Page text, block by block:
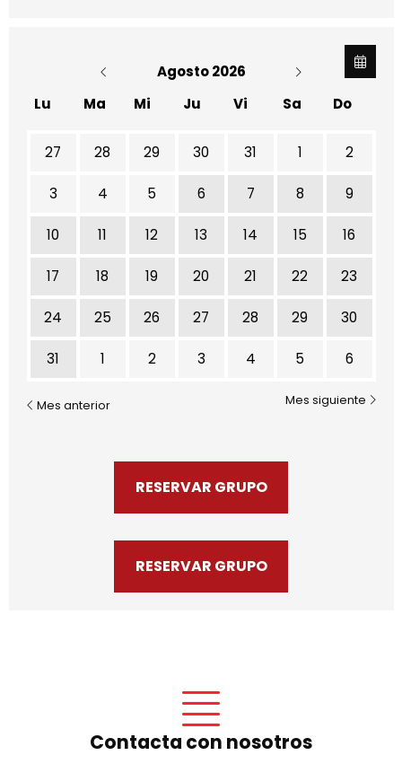
Agosto 2026
Lu
Ma Mi Ju Vi Sa Do
No hay ninguna actividad este mes
27 28 29 30 31 1 2
3 4 5 6 7 8 9
10 11 12 13 14 15 16
17 18 19 20 21 22 23
24 25 26 27 28 29 30
31 1 2 3 4 5 6
Mes anterior Mes siguiente
RESERVAR GRUPO
RESERVAR GRUPO
Contacta con nosotros